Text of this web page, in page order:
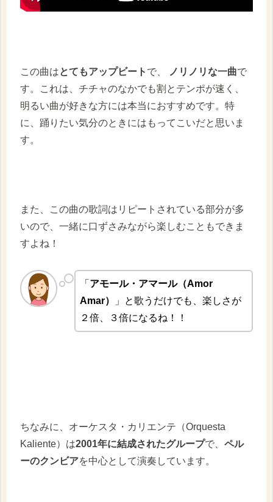
この曲はとてもアップビート で、 ノリノリな一曲で
す。これは、チチャのなかでも割とテンポが速く、
明るい曲が好きな方には本当におすすめです。特
に、踊りたい気分のときにはもってこいだと思いま
す。
また、この曲の歌詞はリピートされている部分が多
いので、一緒に口ずさみながら楽しむこともできま
すよね！
「 アモール・アマール（Amor
Amar）
」と歌うだけでも、楽しさが
２倍、３倍になるね！！
ちなみに、オーケスタ・カリエンテ（Orquesta
Kaliente）は2001年に結成されたグループで、 ペル
ーのクンビアを中心として演奏しています。